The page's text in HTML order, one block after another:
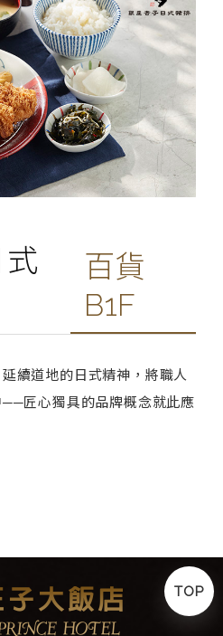
百貨
B1F
續道地的日式精神，將職人
匠心獨具的品牌概念就此應
TOP